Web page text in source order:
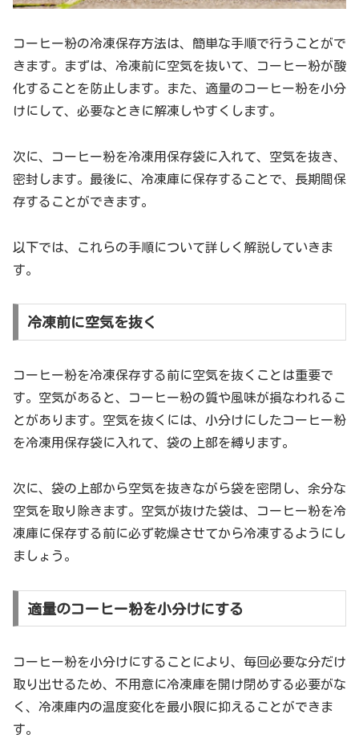
コーヒー粉の冷凍保存方法は、簡単な手順で行うことがで
きます。まずは、冷凍前に空気を抜いて、コーヒー粉が酸
化することを防止します。また、適量のコーヒー粉を小分
けにして、必要なときに解凍しやすくします。
次に、コーヒー粉を冷凍用保存袋に入れて、空気を抜き、
密封します。最後に、冷凍庫に保存することで、長期間保
存することができます。
以下では、これらの手順について詳しく解説していきま
す。
冷凍前に空気を抜く
コーヒー粉を冷凍保存する前に空気を抜くことは重要で
す。空気があると、コーヒー粉の質や風味が損なわれるこ
とがあります。空気を抜くには、小分けにしたコーヒー粉
を冷凍用保存袋に入れて、袋の上部を縛ります。
次に、袋の上部から空気を抜きながら袋を密閉し、余分な
空気を取り除きます。空気が抜けた袋は、コーヒー粉を冷
凍庫に保存する前に必ず乾燥させてから冷凍するようにし
ましょう。
適量のコーヒー粉を小分けにする
コーヒー粉を小分けにすることにより、毎回必要な分だけ
取り出せるため、不用意に冷凍庫を開け閉めする必要がな
く、冷凍庫内の温度変化を最小限に抑えることができま
す。